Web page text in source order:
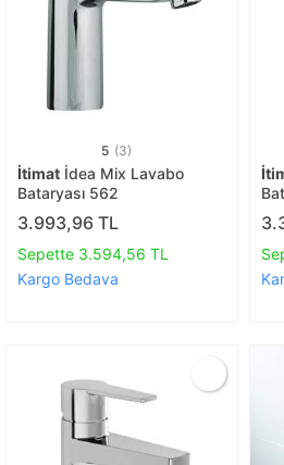
5 (3)
İtimat İdea Mix Lavabo
Bataryası 562
3.993,96 TL
Sepette 3.594,56 TL
Kargo Bedava